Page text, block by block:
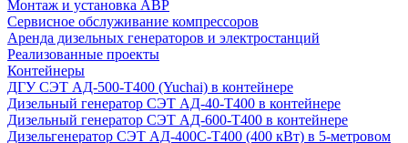
Монтаж и установка АВР
Сервисное обслуживание компрессоров
Аренда дизельных генераторов и электростанций
Реализованные проекты
Контейнеры
ДГУ СЭТ АД-500-Т400 (Yuchai) в контейнере
Дизельный генератор СЭТ АД-40-Т400 в контейнере
Дизельный генератор СЭТ АД-600-Т400 в контейнере
Дизельгенератор СЭТ АД-400С-Т400 (400 кВт) в 5-метровом